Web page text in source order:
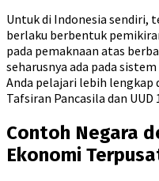
Untuk di Indonesia sendiri,
berlaku berbentuk
pada pemaknaan atas
seharusnya ada pada
Anda pelajari lebih lengkap
Tafsiran Pancasila dan UUD
Contoh Negara
Ekonomi